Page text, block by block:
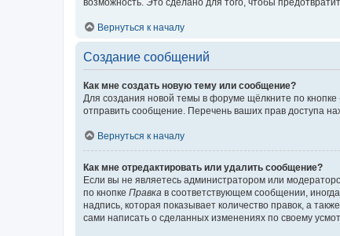
Вернуться к началу
Создание сообщений
Как мне создать новую тему или сообщение?
Для создания новой темы в форуме щёлкните по
отправить сообщение. Перечень ваших прав доступа
Вернуться к началу
Как мне отредактировать или удалить сообщение?
Если вы не являетесь администратором или
по кнопке Правка в соответствующем сообщении,
надпись, которая показывает количество правок, а
сами написать о сделанных изменениях по своему